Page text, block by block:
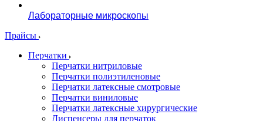
Лабораторные микроскопы
Прайсы
Перчатки
Перчатки нитриловые
Перчатки полиэтиленовые
Перчатки латексные смотровые
Перчатки виниловые
Перчатки латексные хирургические
Диспенсеры для перчаток